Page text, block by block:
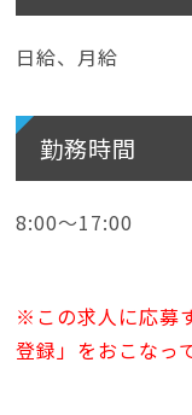
日給、月給
勤務時間
8:00〜17:00
※この求人に応募
登録」をおこなっ